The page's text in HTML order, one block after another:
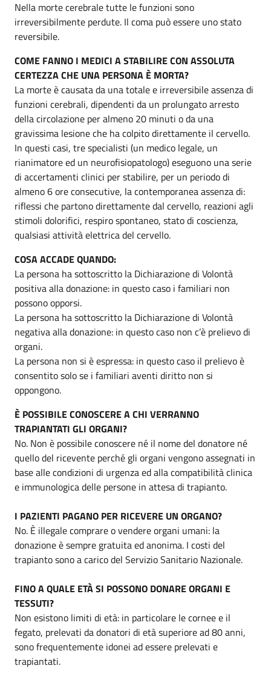
Nella morte cerebrale tutte le funzioni sono
irreversibilmente perdute. Il coma può essere uno stato
reversibile.
COME FANNO I MEDICI A STABILIRE CON ASSOLUTA
CERTEZZA CHE UNA PERSONA È MORTA?
La morte è causata da una totale e irreversibile assenza di
funzioni cerebrali, dipendenti da un prolungato arresto
della circolazione per almeno 20 minuti o da una
gravissima lesione che ha colpito direttamente il cervello.
In questi casi, tre specialisti (un medico legale, un
rianimatore ed un neurofisiopatologo) eseguono una serie
di accertamenti clinici per stabilire, per un periodo di
almeno 6 ore consecutive, la contemporanea assenza di:
riflessi che partono direttamente dal cervello, reazioni agli
stimoli dolorifici, respiro spontaneo, stato di coscienza,
qualsiasi attività elettrica del cervello.
COSA ACCADE QUANDO:
La persona ha sottoscritto la Dichiarazione di Volontà
positiva alla donazione: in questo caso i familiari non
possono opporsi.
La persona ha sottoscritto la Dichiarazione di Volontà
negativa alla donazione: in questo caso non c’è prelievo di
organi.
La persona non si è espressa: in questo caso il prelievo è
consentito solo se i familiari aventi diritto non si
oppongono.
È POSSIBILE CONOSCERE A CHI VERRANNO
TRAPIANTATI GLI ORGANI?
No. Non è possibile conoscere né il nome del donatore né
quello del ricevente perché gli organi vengono assegnati in
base alle condizioni di urgenza ed alla compatibilità clinica
e immunologica delle persone in attesa di trapianto.
I PAZIENTI PAGANO PER RICEVERE UN ORGANO?
No. È illegale comprare o vendere organi umani: la
donazione è sempre gratuita ed anonima. I costi del
trapianto sono a carico del Servizio Sanitario Nazionale.
FINO A QUALE ETÀ SI POSSONO DONARE ORGANI E
TESSUTI?
Non esistono limiti di età: in particolare le cornee e il
fegato, prelevati da donatori di età superiore ad 80 anni,
sono frequentemente idonei ad essere prelevati e
trapiantati.